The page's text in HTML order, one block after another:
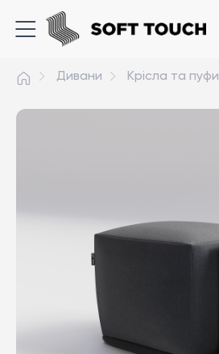
Дивани Крісла та пуфи